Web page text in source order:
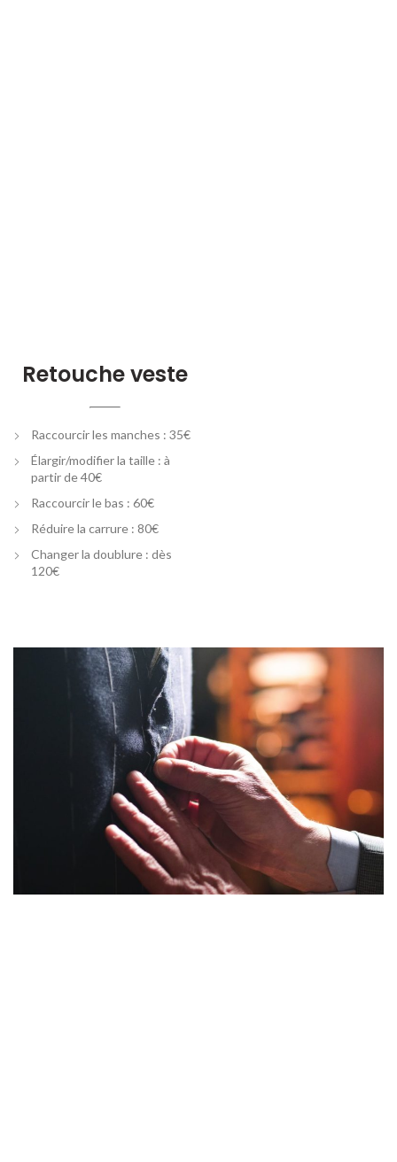
Retouche veste
Raccourcir les manches : 35€
Élargir/modifier la taille : à
partir de 40€
Raccourcir le bas : 60€
Réduire la carrure : 80€
Changer la doublure : dès
120€